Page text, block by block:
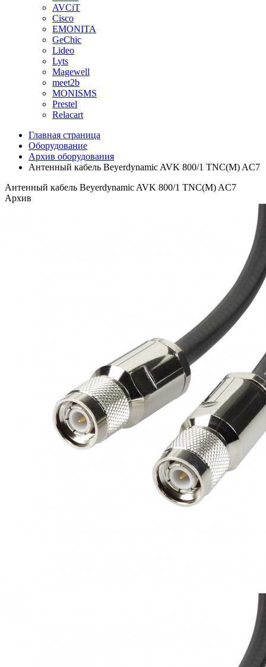
AVCiT
Cisco
EMONITA
GeChic
Lideo
Lyts
Magewell
meet2b
MONISMS
Prestel
Relacart
Главная страница
Оборудование
Архив оборудования
Антенный кабель Beyerdynamic AVK 800/1 TNC(M) AC7
Антенный кабель Beyerdynamic AVK 800/1 TNC(M) AC7
Архив